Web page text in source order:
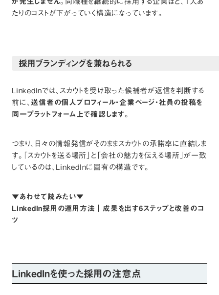
たりのコストが下がっていく構造になっています。
採用ブランディングを兼ねられる
LinkedInでは、スカウトを受け取った候補者が返信を判断する
前に、送信者の個人プロフィール・企業ページ・社員の投稿を
同一プラットフォーム上で確認します。
つまり、日々の情報発信がそのままスカウトの承諾率に直結しま
す。「スカウトを送る場所」と「会社の魅力を伝える場所」が一致
しているのは、LinkedInに固有の構造です。
▼あわせて読みたい▼
LinkedIn採用の運用方法｜成果を出す6ステップと改善のコ
ツ
LinkedInを使った採用の注意点